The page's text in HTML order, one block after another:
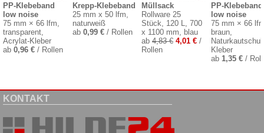
PP-Klebeband
low noise
75 mm × 66 lfm,
transparent,
Acrylat-Kleber
ab 0,96 € / Rollen
Krepp-Klebeband
25 mm x 50 lfm,
naturweiß
ab 0,99 €/ Rollen
Müllsack
Rollware 25
Stück, 120 L, 700
x 1100 mm, blau
ab4,83 € 4,01 € /
Rollen
PP-Klebeband
low noise
75 mm × 66
braun,
Kleber
ab 1,35 €/
KONTAKT